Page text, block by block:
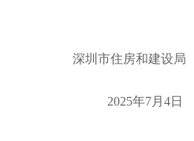
深圳市住房和建设局
2025年7月4日